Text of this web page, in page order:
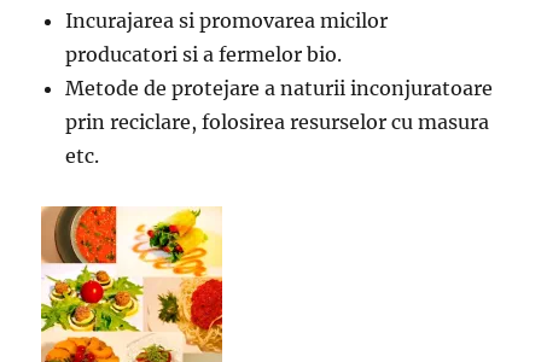
Incurajarea si promovarea micilor
producatori si a fermelor bio.
Metode de protejare a naturii inconjuratoare
prin reciclare, folosirea resurselor cu masura
etc.